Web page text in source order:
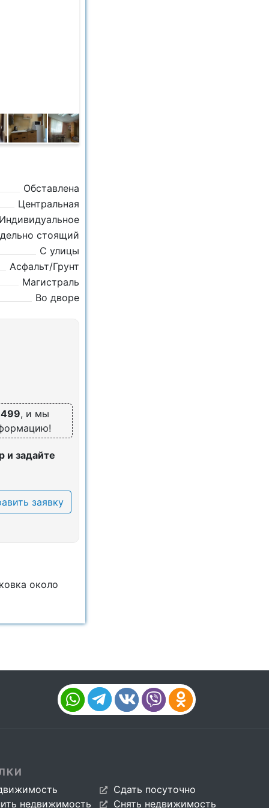
Обставлена
Центральная
стоящий
С улицы
Асфальт/Грунт
Магистраль
Во дворе
, и мы
и задайте
заявку
около
недвижимость
Сдать посуточно
Снять недвижимость